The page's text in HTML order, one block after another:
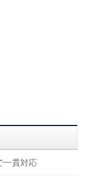
一貫対応